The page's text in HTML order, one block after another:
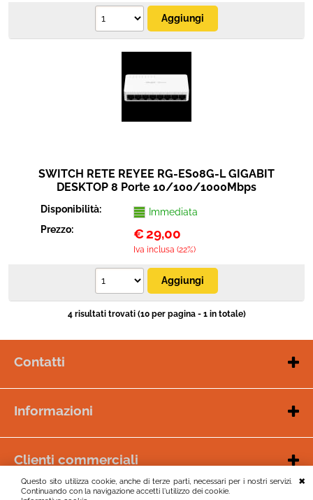
Questo sito utilizza cookie, anche di terze parti, necessari per i nostri servizi.
Continuando con la navigazione accetti l'utilizzo dei cookie.
SWITCH RETE REYEE RG-ES08G-L GIGABIT
DESKTOP 8 Porte 10/100/1000Mbps
Disponibilità:
Immediata
Prezzo:
€29,00
Iva inclusa (22%)
4 risultati trovati (10 per pagina - 1 in totale)
Contatti
Telefono: +39 0833955076
Dal lunedì al sabato dalle 9:00 - 13:00
Informazioni
Condizioni di vendita
Spedizioni e pagamenti
Clienti commerciali
Azienda o installatore?